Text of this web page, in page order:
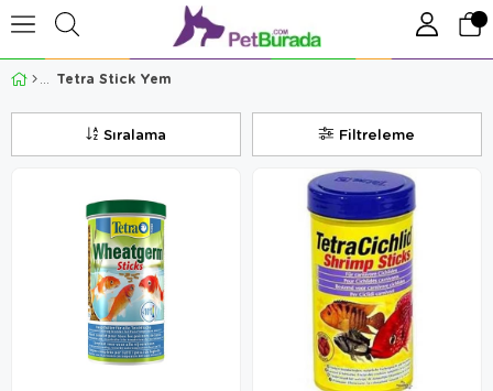
Tetra Stick Yem
Filtreleme
Sıralama